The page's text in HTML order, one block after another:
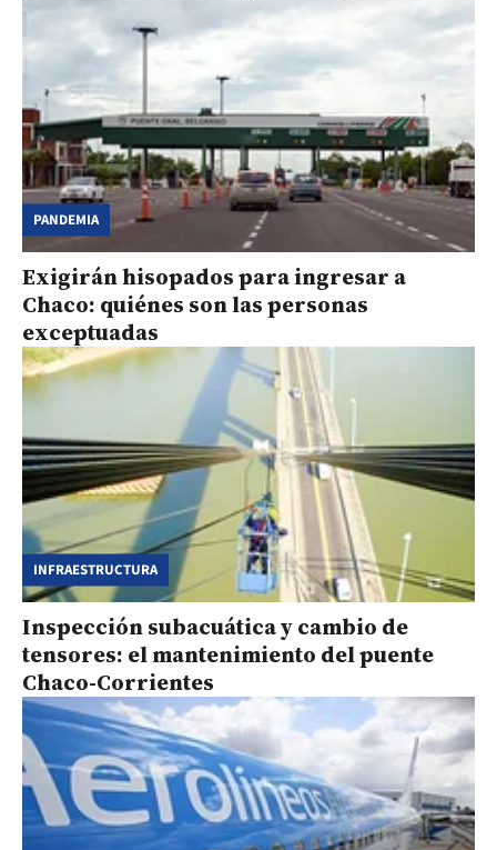
PANDEMIA
Exigirán hisopados para ingresar a
Chaco: quiénes son las personas
exceptuadas
INFRAESTRUCTURA
Inspección subacuática y cambio de
tensores: el mantenimiento del puente
Chaco-Corrientes